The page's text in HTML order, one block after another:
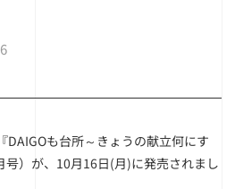
DAIGOも台所～きょうの献立何にす
号）が、10月16日(月)に発売されまし